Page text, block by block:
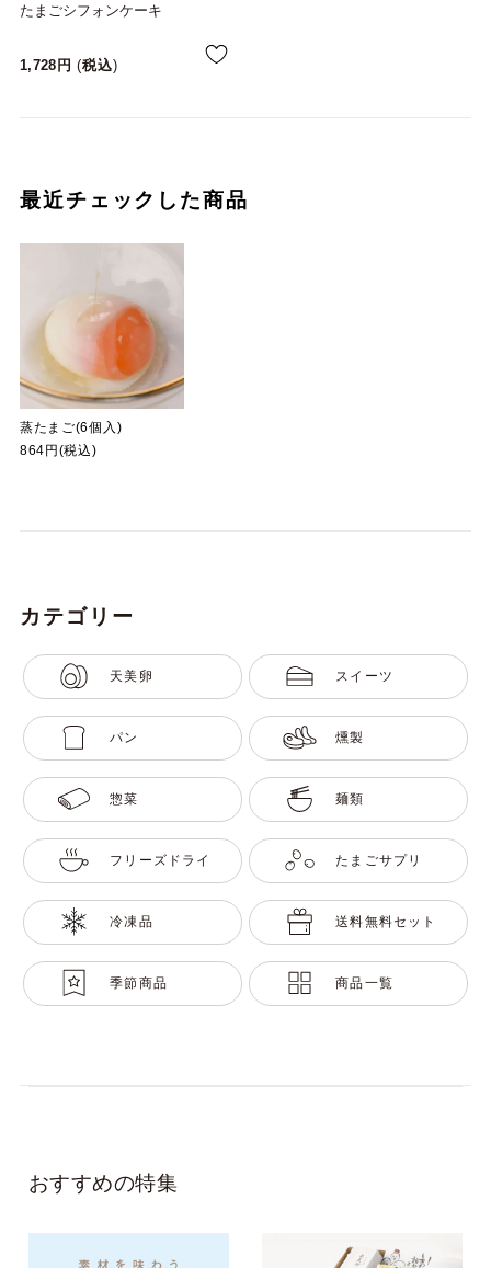
たまごシフォンケーキ
1,728 税込
最近チェックした商品
蒸たまご(6個入)
864円(税込)
カテゴリー
天美卵 スイーツ
パン 燻製
惣菜 麺類
フリーズドライ たまごサプリ
冷凍品 送料無料セット
季節商品 商品一覧
おすすめの特集